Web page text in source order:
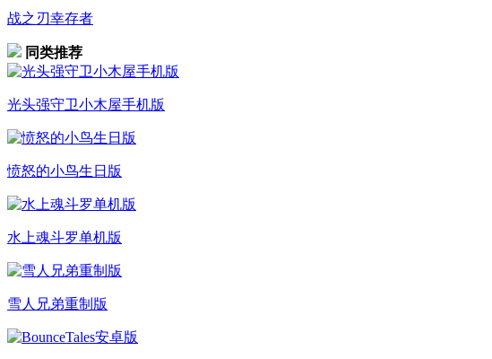
战之刃幸存者
同类推荐
光头强守卫小木屋手机版
愤怒的小鸟生日版
水上魂斗罗单机版
雪人兄弟重制版